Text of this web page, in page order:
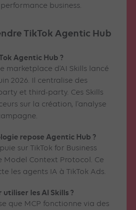
business.
TikTok Agentic Hub
Agentic Hub ?
marketplace d’AI Skills lancé
2026. Il centralise des
et third-party. Ces Skills
sur la création, l’analyse
repose Agentic Hub ?
sur TikTok for Business
Model Context Protocol. Ce
les agents IA à TikTok Ads.
les AI Skills ?
que MCP fonctionne via des